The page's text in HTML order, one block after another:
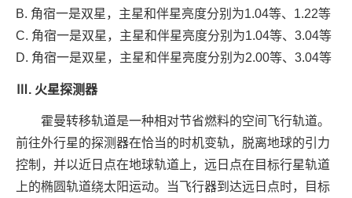
B. 角宿一是双星，主星和伴星亮度分别为1.04等、1.22等
C. 角宿一是双星，主星和伴星亮度分别为1.04等、3.04等
D. 角宿一是双星，主星和伴星亮度分别为2.00等、3.04等
Ⅲ. 火星探测器
霍曼转移轨道是一种相对节省燃料的空间飞行轨道。
前往外行星的探测器在恰当的时机变轨，脱离地球的引力
控制，并以近日点在地球轨道上，远日点在目标行星轨道
上的椭圆轨道绕太阳运动。当飞行器到达远日点时，目标